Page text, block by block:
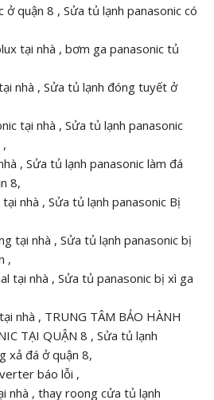
ở quận 8 , Sửa tủ lạnh panasonic có
tại nhà , bơm ga panasonic tủ
nhà , Sửa tủ lạnh đóng tuyết ở
tại nhà , Sửa tủ lạnh panasonic
, Sửa tủ lạnh panasonic làm đá
8,
nhà , Sửa tủ lạnh panasonic Bị
tại nhà , Sửa tủ lạnh panasonic bị
,
tại nhà , Sửa tủ panasonic bị xì ga
nhà , TRUNG TÂM BẢO HÀNH
TẠI QUẬN 8 , Sửa tủ lạnh
xả đá ở quận 8,
báo lỗi ,
nhà , thay roong cửa tủ lạnh